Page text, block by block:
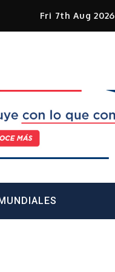
Fri 7th Aug 2026